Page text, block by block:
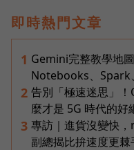
即時熱門文章
1 Gemini完整教學地
Notebooks、Spark
2 告別「極速迷思」
麼才是 5G 時代的好
3 專訪｜進貨沒變快
副總揭比拚速度更棘